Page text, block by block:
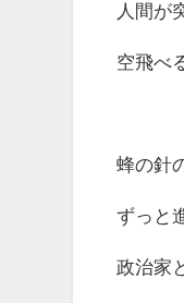
人間が
空飛べ
蜂の針
ずっと
政治家